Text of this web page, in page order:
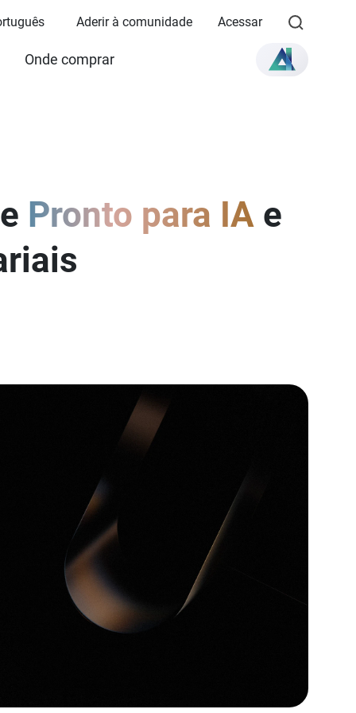
Aderir à comunidade Acessar
Onde comprar
Pronto para IAe
— All-flash U.2
LLMs locais e
com
escalável de
100GbE
para IA e
Compatível com
para